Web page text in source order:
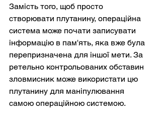
Замість того, щоб просто
створювати плутанину, операційна
система може почати записувати
інформацію в пам'ять, яка вже була
перепризначена для іншої мети. За
ретельно контрольованих обставин
зловмисник може використати цю
плутанину для маніпулювання
самою операційною системою.